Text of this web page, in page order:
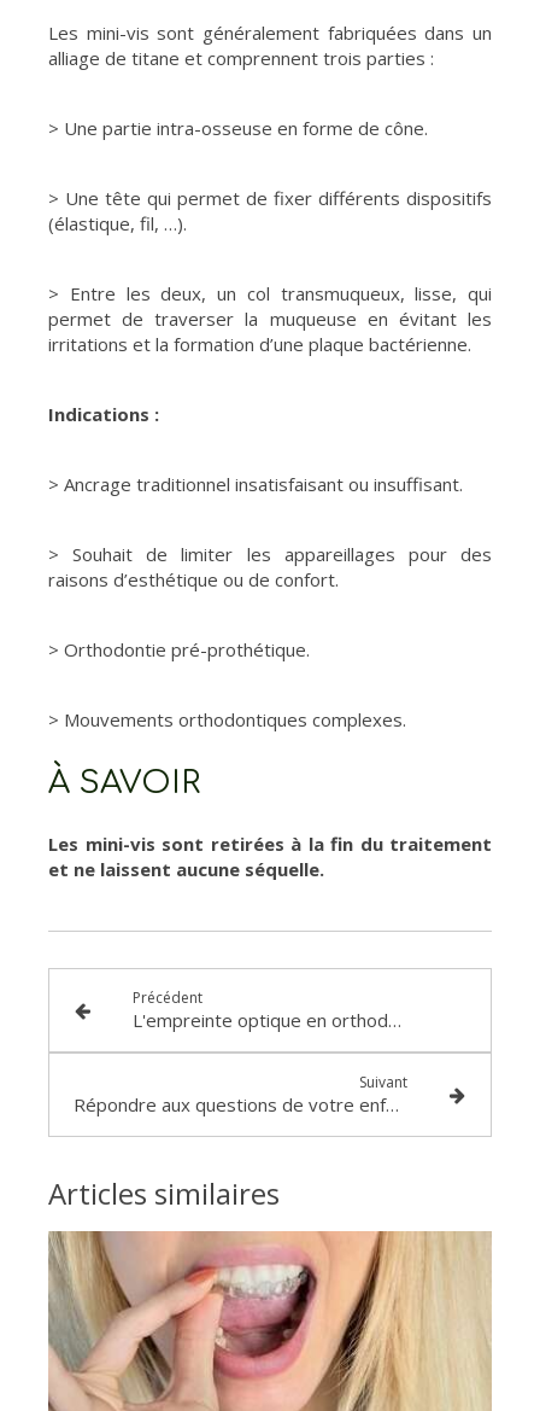
Les mini-vis sont généralement fabriquées dans un
alliage de titane et comprennent trois parties :
> Une partie intra-osseuse en forme de cône.
> Une tête qui permet de fixer différents dispositifs
(élastique, fil, …).
> Entre les deux, un col transmuqueux, lisse, qui
permet de traverser la muqueuse en évitant les
irritations et la formation d’une plaque bactérienne.
Indications :
> Ancrage traditionnel insatisfaisant ou insuffisant.
> Souhait de limiter les appareillages pour des
raisons d’esthétique ou de confort.
> Orthodontie pré-prothétique.
> Mouvements orthodontiques complexes.
À SAVOIR
Les mini-vis sont retirées à la fin du traitement
et ne laissent aucune séquelle.
Précédent
L'empreinte optique en orthodontie
Suivant
Répondre aux questions de votre enfant avant un traitement orthodontique
Articles similaires